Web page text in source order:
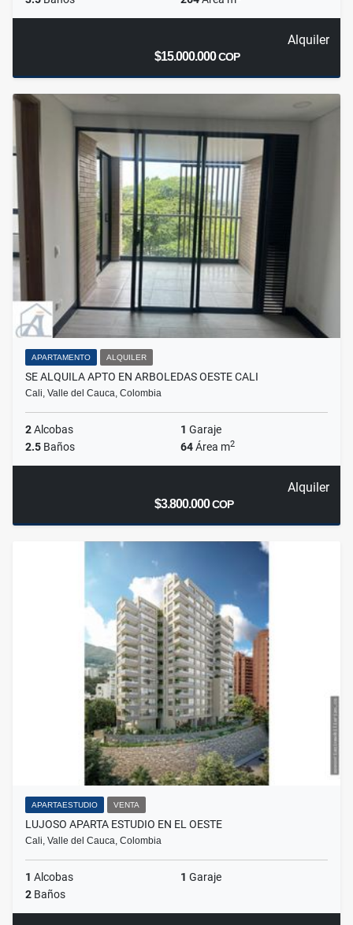
Alquiler
$15.000.000COP
APARTAMENTO ALQUILER
SE ALQUILA APTO EN ARBOLEDAS OESTE CALI
Cali, Valle del Cauca, Colombia
2Alcobas 1 Garaje
2.5 Baños 64Área m2
Alquiler
$3.800.000COP
APARTAESTUDIO VENTA
LUJOSO APARTA ESTUDIO EN EL OESTE
Cali, Valle del Cauca, Colombia
1 Alcobas 1 Garaje
2 Baños